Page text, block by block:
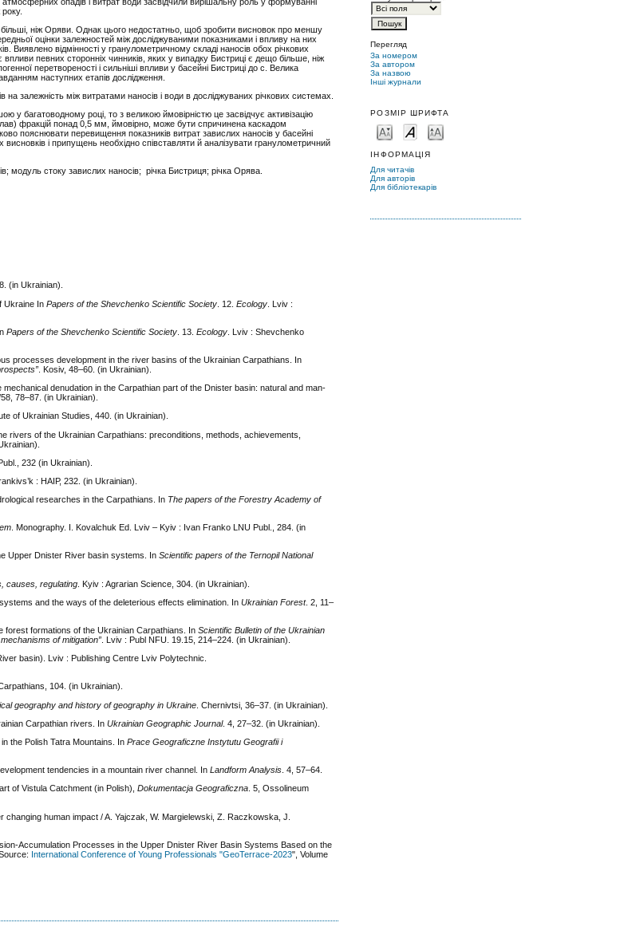
Перегляд
За номером
За автором
За назвою
Інші журнали
РОЗМІР ШРИФТА
ІНФОРМАЦІЯ
Для читачів
Для авторів
Для бібліотекарів
більші, ніж Оряви. Однак цього недостатньо, щоб зробити висновок про меншу
оцінки залежностей між досліджуваними показниками і впливу на них
Виявлено відмінності у гранулометричному складі наносів обох річкових
певних сторонніх чинників, яких у випадку Бистриці є дещо більше, ніж
перетвореності і сильніші впливи у басейні Бистриці до с. Велика
наступних етапів дослідження.
залежність між витратами наносів і води в досліджуваних річкових системах.
у багатоводному році, то з великою ймовірністю це засвідчує активізацію
фракцій понад 0,5 мм, ймовірно, може бути спричинена каскадом
пояснювати перевищення показників витрат завислих наносів у басейні
і припущень необхідно співставляти й аналізувати гранулометричний
модуль стоку завислих наносів; річка Бистриця; річка Орява.
(in Ukrainian).
Ukraine InPapers of the Shevchenko Scientific Society . 12.Ecology . Lviv :
Papers of the Shevchenko Scientific Society . 13.Ecology . Lviv : Shevchenko
processes development in the river basins of the Ukrainian Carpathians. In
” . Kosiv, 48–60. (in Ukrainian).
denudation in the Carpathian part of the Dnister basin: natural and man-
58, 78–87. (in Ukrainian).
of Ukrainian Studies, 440. (in Ukrainian).
rivers of the Ukrainian Carpathians: preconditions, methods, achievements,
232 (in Ukrainian).
: НАІР, 232. (in Ukrainian).
researches in the Carpathians. In The papers of the Forestry Academy of
. Monography. I. Kovalchuk Ed. Lviv – Kyiv : Ivan Franko LNU Publ., 284. (in
Upper Dnister River basin systems. InScientific papers of the Ternopil National
causes, regulating . Kyiv : Agrarian Science, 304. (in Ukrainian).
and the ways of the deleterious effects elimination. InUkrainian Forest. 2, 11–
forest formations of the Ukrainian Carpathians. InScientific Bulletin of the Ukrainian
of mitigation” . Lviv : Publ NFU. 19.15, 214–224. (in Ukrainian).
basin). Lviv : Publishing Centre Lviv Polytechnic.
104. (in Ukrainian).
geography and history of geography in Ukraine . Chernivtsi, 36–37. (in Ukrainian).
Carpathian rivers. InUkrainian Geographic Journal. 4, 27–32. (in Ukrainian).
the Polish Tatra Mountains. InPrace Geograficzne Instytutu Geografii i
tendencies in a mountain river channel. InLandform Analysis . 4, 57–64.
of Vistula Catchment (in Polish),Dokumentacja Geograficzna . 5, Ossolineum
human impact / A. Yajczak, W. Margielewski, Z. Raczkowska, J.
Accumulation Processes in the Upper Dnister River Basin Systems Based on the
International Conference of Young Professionals "GeoTerrace-2023", Volume